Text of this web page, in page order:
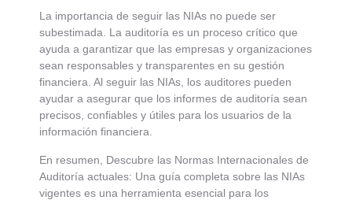
La importancia de seguir las NIAs no puede ser
subestimada. La auditoría es un proceso crítico que
ayuda a garantizar que las empresas y organizaciones
sean responsables y transparentes en su gestión
financiera. Al seguir las NIAs, los auditores pueden
ayudar a asegurar que los informes de auditoría sean
precisos, confiables y útiles para los usuarios de la
información financiera.
En resumen, Descubre las Normas Internacionales de
Auditoría actuales: Una guía completa sobre las NIAs
vigentes es una herramienta esencial para los